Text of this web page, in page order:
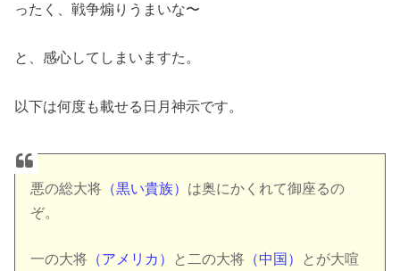
ったく、戦争煽りうまいな〜
と、感心してしまいますた。
以下は何度も載せる日月神示です。
悪の総大将 （黒い貴族） は奥にかくれて御座るの
ぞ。
一の大将 （アメリカ） と二の大将 （中国）
とが大喧